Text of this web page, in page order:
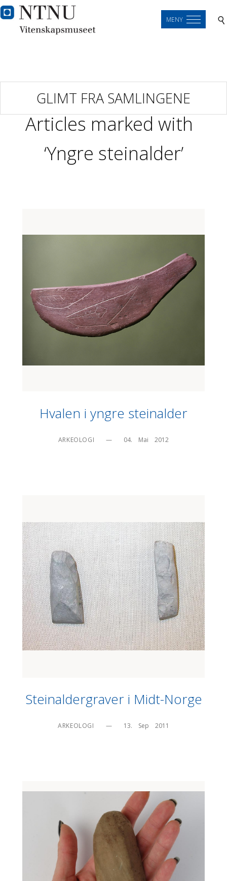
MENY
GLIMT FRA SAMLINGENE
Articles marked with
‘Yngre steinalder’
Hvalen i yngre steinalder
ARKEOLOGI — 04.    Mai    2012
Steinaldergraver i Midt-Norge
ARKEOLOGI — 13.    Sep    2011